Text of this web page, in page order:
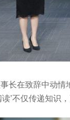
长在致辞中动
’不仅传递知识，